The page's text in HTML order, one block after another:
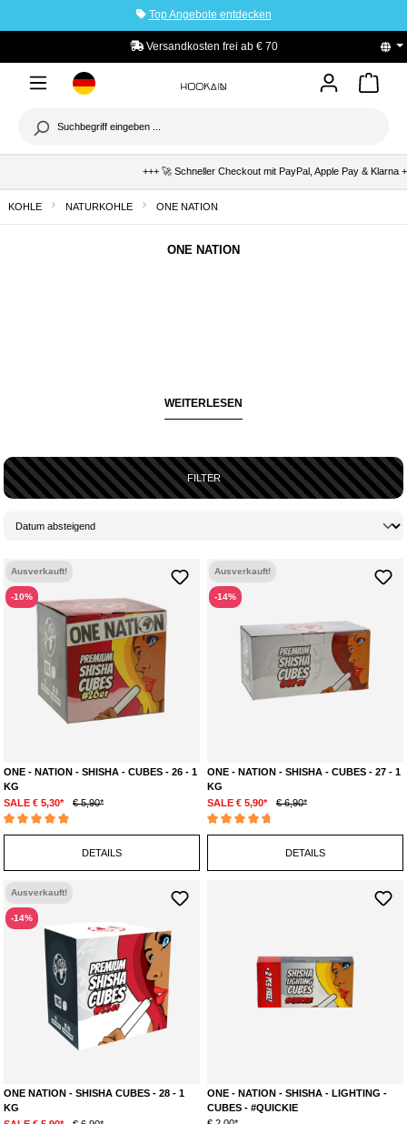
Top Angebote entdecken
Versandkosten frei ab € 70 PayPal
+++ 🚀 Schneller Checkout mit PayPal, Apple Pay & Klarna
KOHLE NATURKOHLE ONE NATION
ONE NATION
WEITERLESEN
FILTER
Ausverkauft!
-10%
ONE - NATION - SHISHA - CUBES - 26 - 1
KG
SALE € 5,30*
€ 5,90*
Durchschnittliche Bewertung von 5 von 5 Sternen
DETAILS
Ausverkauft!
-14%
ONE - NATION - SHISHA - CUBES - 27 - 1
KG
SALE € 5,90*
€ 6,90*
Durchschnittliche Bewertung von 4.7 von 5
DETAILS
Ausverkauft!
-14%
ONE NATION - SHISHA CUBES - 28 - 1
KG
ONE - NATION - SHISHA - LIGHTING -
CUBES - #QUICKIE